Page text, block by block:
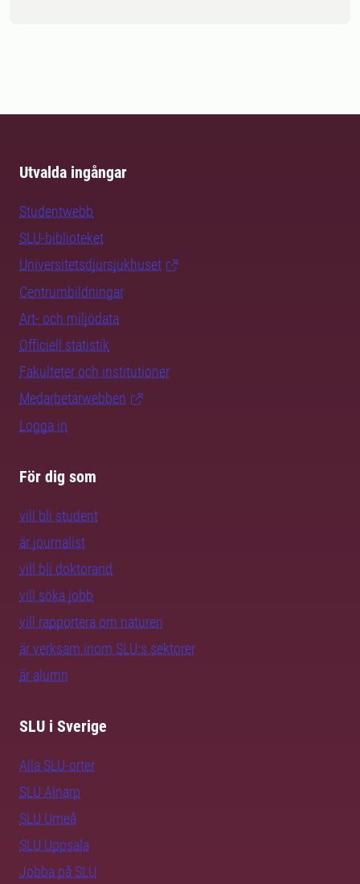
Utvalda ingångar
Studentwebb
SLU-biblioteket
Universitetsdjursjukhuset
Centrumbildningar
Art- och miljödata
Officiell statistik
Fakulteter och institutioner
Medarbetarwebben
Logga in
För dig som
vill bli student
är journalist
vill bli doktorand
vill söka jobb
vill rapportera om naturen
är verksam inom SLU:s sektorer
är alumn
SLU i Sverige
Alla SLU-orter
SLU Alnarp
SLU Umeå
SLU Uppsala
Jobba på SLU